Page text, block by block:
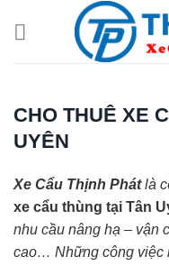
CHO THUÊ XE
UYÊN
Xe Cẩu Thịnh Phátlà
xe cẩu thùng tại Tân
nhu cầu nâng hạ – vận
cao… Những công việc